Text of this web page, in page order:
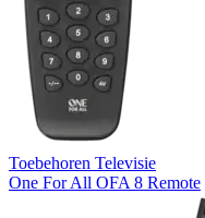
Toebehoren Televisie
One For All OFA 8 Remote